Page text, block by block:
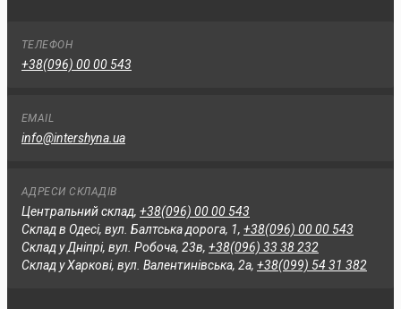
ТЕЛЕФОН
+38(096) 00 00 543
EMAIL
info@intershyna.ua
АДРЕСИ СКЛАДІВ
Центральний склад, +38(096) 00 00 543
Склад в Одесі, вул. Балтська дорога, 1, +38(096) 00 00 543
Склад у Дніпрі, вул. Робоча, 23в, +38(096) 33 38 232
Склад у Харкові, вул. Валентинівська, 2а, +38(099) 54 31 382